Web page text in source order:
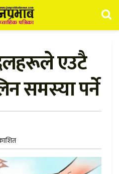
एउटै
समस्या पर्ने